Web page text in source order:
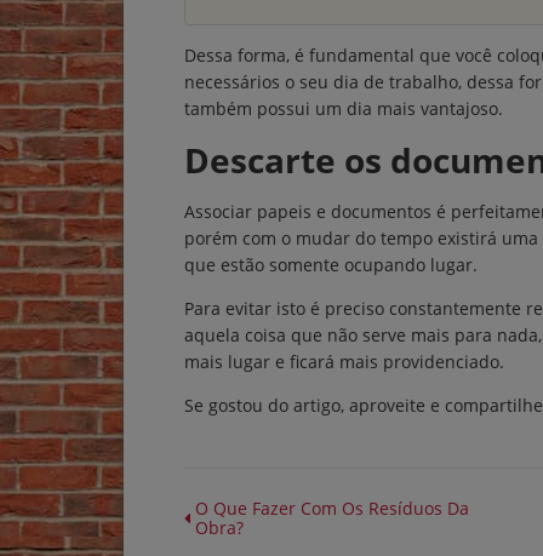
Dessa forma, é fundamental que você
necessários o seu dia de trabalho, dessa
também possui um dia mais vantajoso.
Descarte os
Associar papeis e documentos é
porém com o mudar do tempo existirá
que estão somente ocupando lugar.
Para evitar isto é preciso constantemente
aquela coisa que não serve mais para
mais lugar e ficará mais providenciado.
Se gostou do artigo, aproveite e
O Que Fazer Com Os Resíduos Da
Obra?